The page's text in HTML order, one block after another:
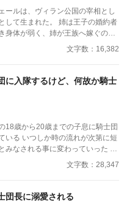
ールは、ヴィラン公国の宰相とし
して生まれた。 姉は王子の婚約者
身体が弱く、姉が王族へ嫁ぐのに
女であるディーナが姉の代わりが
候補として成人を迎えた。 いつ
った。 王妃教育の他にも家庭教師
たディーナは、毎日のように図書
会ったトロッツィ公爵当主のルキ
の事を好きとなっていた… こち
にも、掲載されています。
文字数：16,382
に入隊するけど、何故か騎士
18歳から20歳までの子息に騎士団
いる いつしか時の流れが次第に短
みなされる事に変わっていった そ
も例外ではなく長男のマルキ・サ
きみんな浮き立っていた しか
に伝え他言無用で使用人にも箝
文字数：28,347
団長に溺愛される